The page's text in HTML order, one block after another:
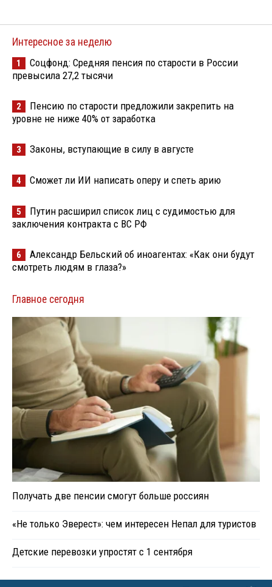
Интересное за неделю
1
Соцфонд: Средняя пенсия по старости в России
превысила 27,2 тысячи
2
Пенсию по старости предложили закрепить на
уровне не ниже 40% от заработка
3 Законы, вступающие в силу в августе
4 Сможет ли ИИ написать оперу и спеть арию
5
Путин расширил список лиц с судимостью для
заключения контракта с ВС РФ
6
Александр Бельский об иноагентах: «Как они будут
смотреть людям в глаза?»
Главное сегодня
Получать две пенсии смогут больше россиян
«Не только Эверест»: чем интересен Непал для туристов
Детские перевозки упростят с 1 сентября